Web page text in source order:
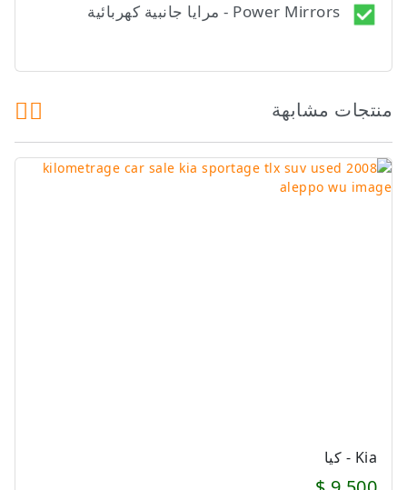
Power Mirrors - مرايا جانبية كهربائية
منتجات مشابهة
Kia - كيا